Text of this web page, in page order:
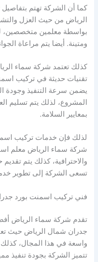
كما أن الشركة تهتم
الرياض من حيث العزل
بواسطة معلمين متخصصين،
ومتينة. أيضا يتم مراعاة
كذلك تعتمد شركة سماء
تقنيات حديثة في تركيب
يضمن سرعة التنفيذ وجودة
المشروع، لذلك يتم تسليم
بمعايير السلامة.
لذلك فإن خدمات تركيب
شركة سماء الرياض معلم
والاحترافية، كذلك يتم
تسعى الشركة إلى تطوير
فني تركيب اسمنت بورد
تقدم شركة سماء الرياض
جدران شمال الرياض حيث
واسعة في هذا المجال، كذلك
تتميز الشركة بجودة تنفيذ